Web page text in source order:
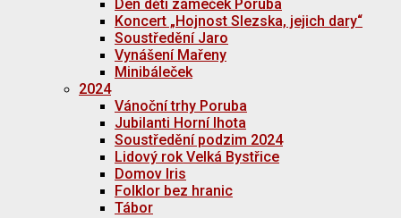
Den dětí zámeček Poruba
Koncert „Hojnost Slezska, jejich dary“
Soustředění Jaro
Vynášení Mařeny
Minibáleček
2024
Vánoční trhy Poruba
Jubilanti Horní lhota
Soustředění podzim 2024
Lidový rok Velká Bystřice
Domov Iris
Folklor bez hranic
Tábor